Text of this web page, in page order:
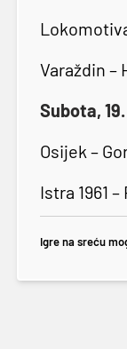
Varaždin –
Subota,
Osijek –
Istra 1961
Igre na sreću